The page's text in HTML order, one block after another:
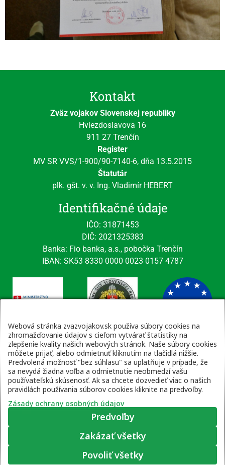
Kontakt
Zväz vojakov Slovenskej republiky
Hviezdoslavova 16
911 27 Trenčín
Register
MV SR VVS/1-900/90-7140-6, dňa 13.5.2015
Štatutár
plk. gšt. v. v. Ing. Vladimír HEBERT
Identifikačné údaje
IČO: 31871453
DIČ: 2021325383
Banka: Fio banka, a.s., pobočka Trenčín
IBAN: SK53 8330 0000 0023 0157 4787
Kontaktné údaje
email: tajomnik@zvsr.sk
telefón: 0908535335
vojenská linka: 0960 333 818
Zásady ochrany osobných údajov
Webová stránka zvazvojakov.sk používa súbory cookies na
zhromažďovanie údajov s cieľom vytvárať štatistiky na
zlepšenie kvality našich webových stránok. Naše súbory cookies
môžete prijať, alebo odmietnuť kliknutím na tlačidlá nižšie.
Predvolená možnosť "bez súhlasu" sa uplatňuje v prípade, že
sa nevydá žiadna voľba a odmietnutie neobmedzí vašu
používateľskú skúsenosť. Ak sa chcete dozvedieť viac o našich
pravidlách používania súborov cookies kliknite na predvoľby.
Zásady ochrany osobných údajov
Predvoľby
Zakázať všetky
Povoliť všetky